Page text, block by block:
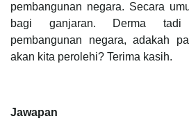
pembangunan negara. Secara
bagi ganjaran. Derma tadi
pembangunan negara, adakah
akan kita perolehi? Terima kasih.
Jawapan